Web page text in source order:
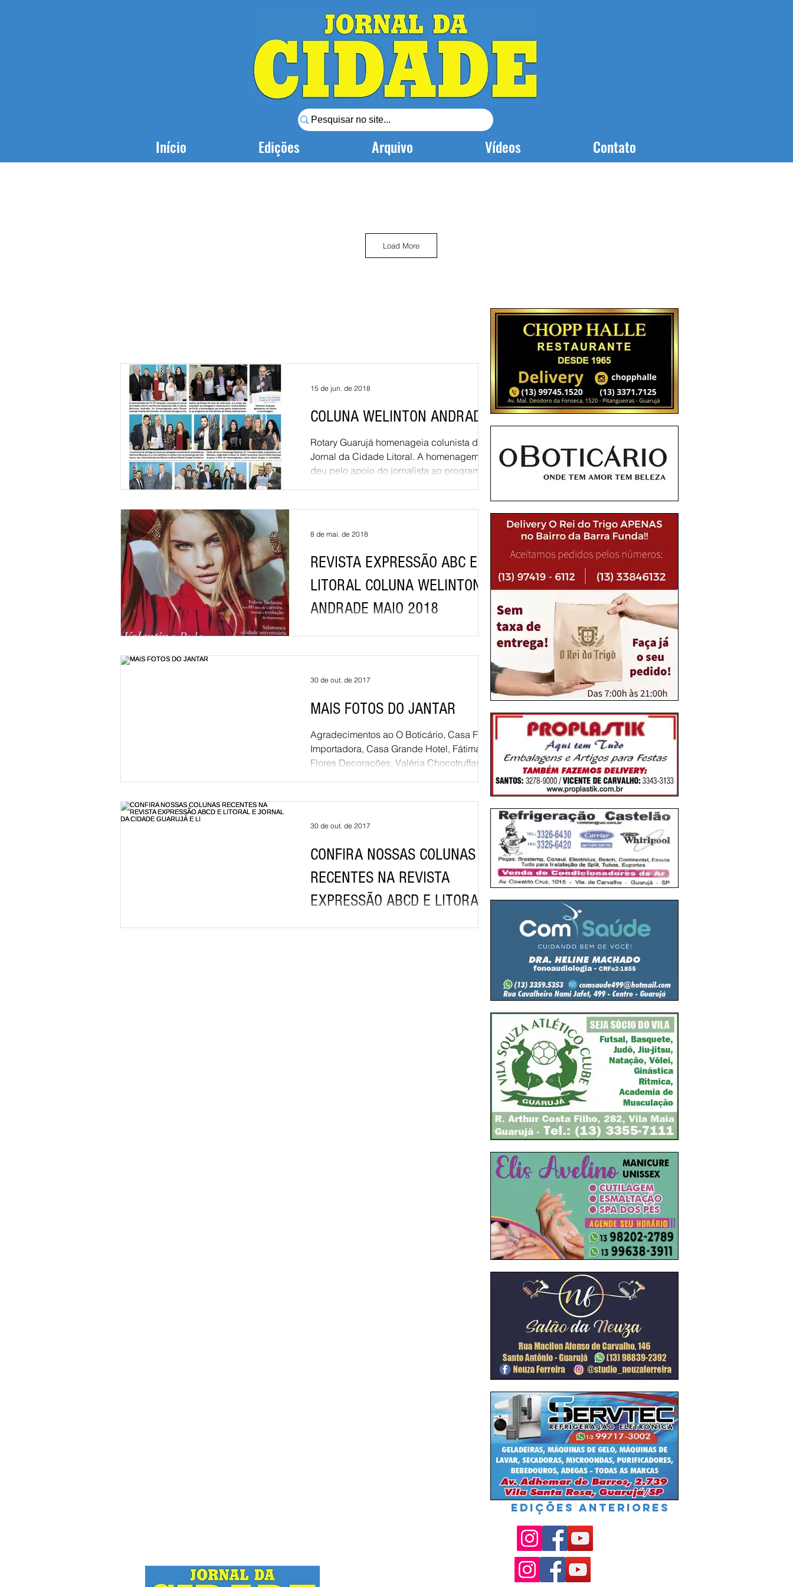
Início Edições Arquivo Vídeos Contato
Load More
COLUNA WELINTON ANDRADE
Rotary Guarujá homenageia colunista do
Jornal da Cidade Litoral. A homenagem se
deu pelo apoio do jornalista ao programa de
15 de jun. de 2018
REVISTA EXPRESSÃO ABC E
LITORAL COLUNA WELINTON
ANDRADE MAIO 2018
8 de mai. de 2018
MAIS FOTOS DO JANTAR
Agradecimentos ao O Boticário, Casa Flora
Importadora, Casa Grande Hotel, Fátima
Flores Decorações, Valéria Chocotruffas,
30 de out. de 2017
CONFIRA NOSSAS COLUNAS
RECENTES NA REVISTA
EXPRESSÃO ABCD E LITORAL E
JORNAL DA CIDADE GUARUJÁ E
30 de out. de 2017
EDIÇÕES ANTERIORES